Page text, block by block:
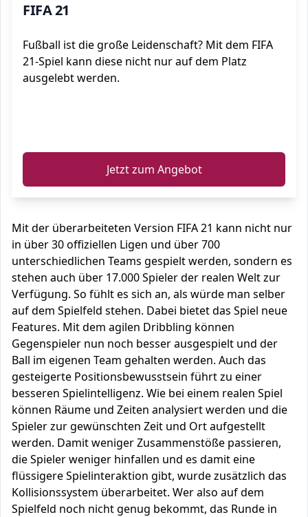
FIFA 21
Fußball ist die große Leidenschaft? Mit dem FIFA
21-Spiel kann diese nicht nur auf dem Platz
ausgelebt werden.
Jetzt zum Angebot
Mit der überarbeiteten Version FIFA 21 kann nicht nur
in über 30 offiziellen Ligen und über 700
unterschiedlichen Teams gespielt werden, sondern es
stehen auch über 17.000 Spieler der realen Welt zur
Verfügung. So fühlt es sich an, als würde man selber
auf dem Spielfeld stehen. Dabei bietet das Spiel neue
Features. Mit dem agilen Dribbling können
Gegenspieler nun noch besser ausgespielt und der
Ball im eigenen Team gehalten werden. Auch das
gesteigerte Positionsbewusstsein führt zu einer
besseren Spielintelligenz. Wie bei einem realen Spiel
können Räume und Zeiten analysiert werden und die
Spieler zur gewünschten Zeit und Ort aufgestellt
werden. Damit weniger Zusammenstöße passieren,
die Spieler weniger hinfallen und es damit eine
flüssigere Spielinteraktion gibt, wurde zusätzlich das
Kollisionssystem überarbeitet. Wer also auf dem
Spielfeld noch nicht genug bekommt, das Runde in